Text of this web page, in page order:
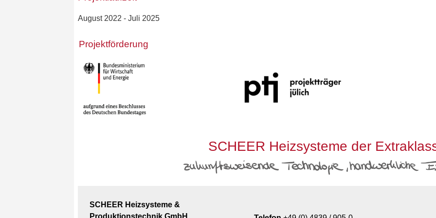
August 2022 - Juli 2025
Projektförderung
SCHEER Heizsysteme der
SCHEER Heizsysteme &
Produktionstechnik GmbH